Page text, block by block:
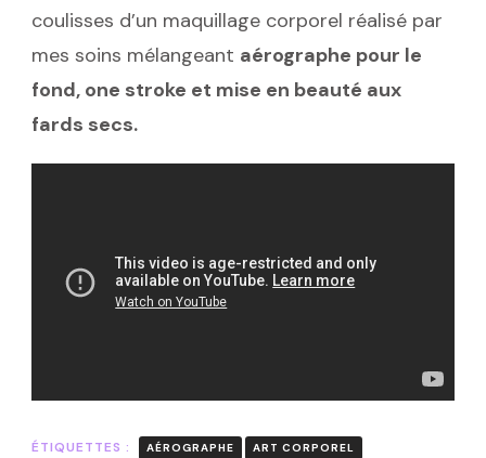
coulisses d’un maquillage corporel réalisé par
mes soins mélangeant aérographe pour le
fond, one stroke et mise en beauté aux
fards secs.
ÉTIQUETTES : AÉROGRAPHE ART CORPOREL